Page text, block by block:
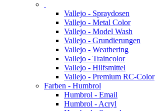
Vallejo - Spraydosen
Vallejo - Metal Color
Vallejo - Model Wash
Vallejo - Grundierungen
Vallejo - Weathering
Vallejo - Traincolor
Vallejo - Hilfsmittel
Vallejo - Premium RC-Color
Farben - Humbrol
Humbrol - Email
Humbrol - Acryl